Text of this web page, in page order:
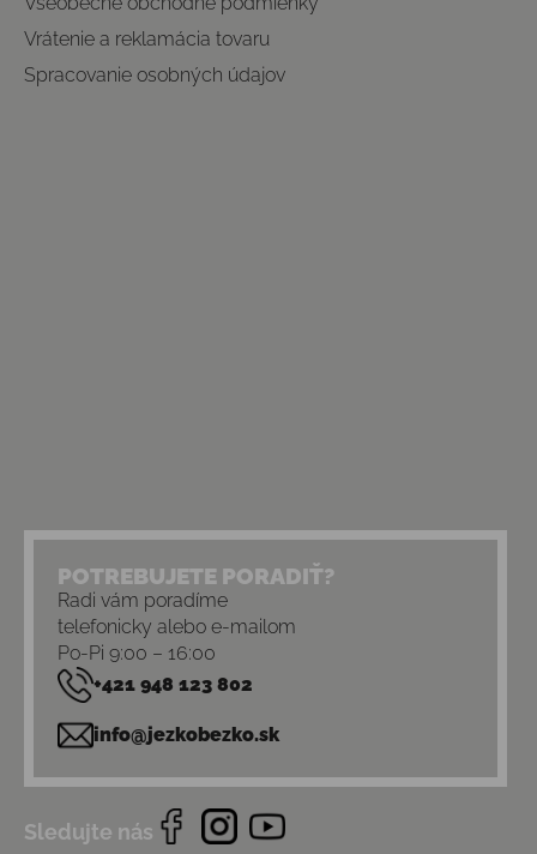
Vrátenie a reklamácia tovaru
Spracovanie osobných údajov
POTREBUJETE PORADIŤ?
Radi vám poradíme
telefonicky alebo e-mailom
Po-Pi 9:00 – 16:00
+421 948 123 802
info@jezkobezko.sk
Sledujte nás